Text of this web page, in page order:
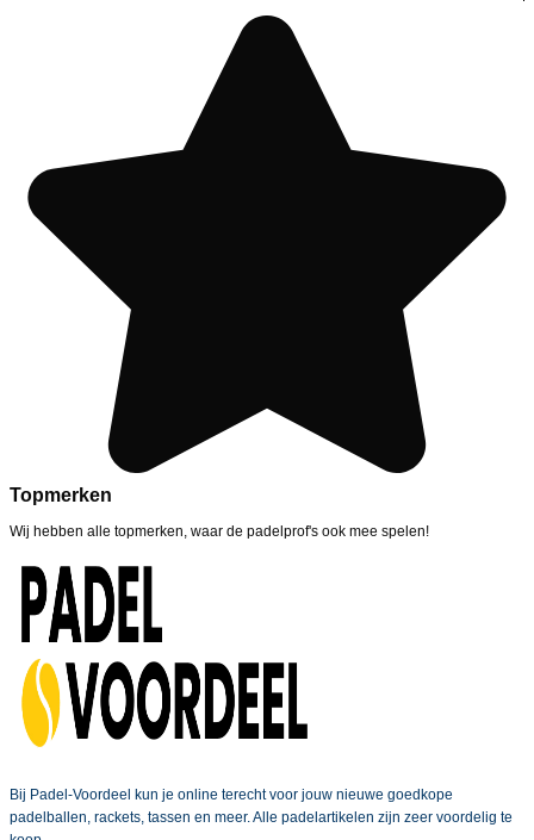
Topmerken
Wij hebben alle topmerken, waar de padelprof's ook mee spelen!
Bij Padel-Voordeel kun je online terecht voor jouw nieuwe goedkope
padelballen, rackets, tassen en meer. Alle padelartikelen zijn zeer voordelig te